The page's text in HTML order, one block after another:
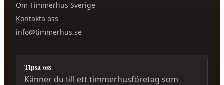
Om Timmerhus Sverige
Kontakta oss
info@timmerhus.se
Tipsa oss
Känner du till ett timmerhusföretag som